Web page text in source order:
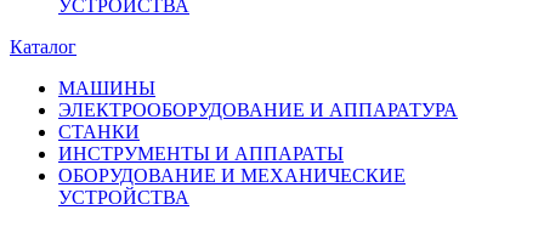
УСТРОЙСТВА
Каталог
МАШИНЫ
ЭЛЕКТРООБОРУДОВАНИЕ И АППАРАТУРА
СТАНКИ
ИНСТРУМЕНТЫ И АППАРАТЫ
ОБОРУДОВАНИЕ И МЕХАНИЧЕСКИЕ
УСТРОЙСТВА